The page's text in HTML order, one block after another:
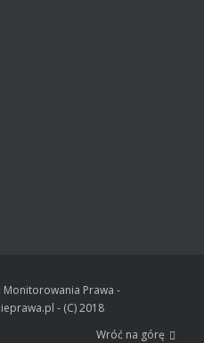
Prawa -
- (C) 2018
Wróć na górę